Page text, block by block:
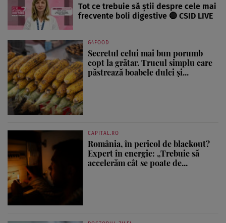
Tot ce trebuie să știi despre cele mai
frecvente boli digestive 🔴 CSID LIVE
G4FOOD
Secretul celui mai bun porumb
copt la grătar. Trucul simplu care
păstrează boabele dulci și...
CAPITAL.RO
România, în pericol de blackout?
Expert în energie: „Trebuie să
accelerăm cât se poate de...